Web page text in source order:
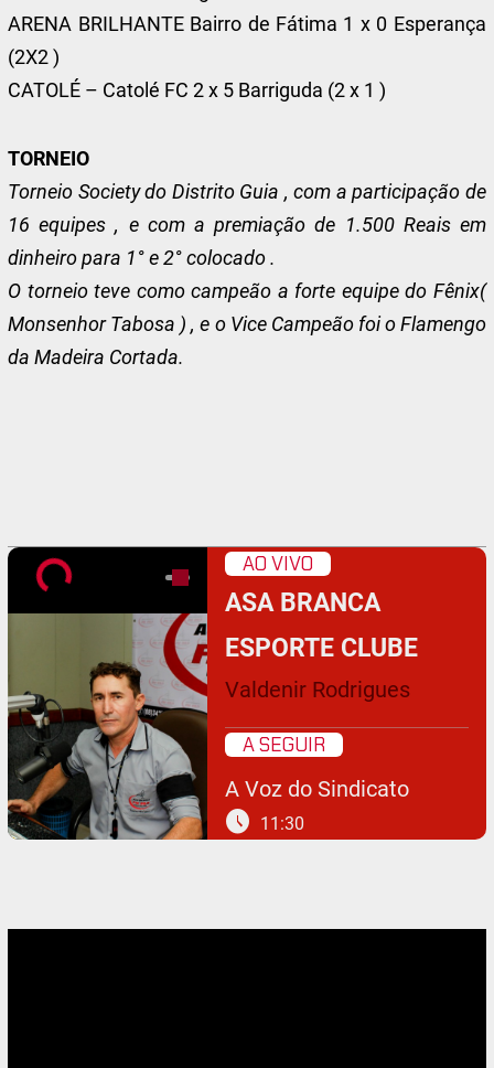
ARENA BRILHANTE Bairro de Fátima 1 x 0 Esperança
(2X2 )
CATOLÉ – Catolé FC 2 x 5 Barriguda (2 x 1 )
TORNEIO
Torneio Society do Distrito Guia , com a participação de
16 equipes , e com a premiação de 1.500 Reais em
dinheiro para 1° e 2° colocado .
O torneio teve como campeão a forte equipe do Fênix(
Monsenhor Tabosa ) , e o Vice Campeão foi o Flamengo
da Madeira Cortada.
AO VIVO
ASA BRANCA
ESPORTE CLUBE
Valdenir Rodrigues
A SEGUIR
A Voz do Sindicato
schedule 11:30